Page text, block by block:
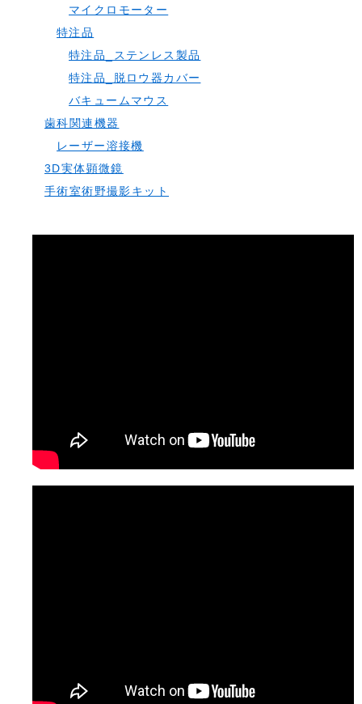
マイクロモーター
特注品
特注品_ステンレス製品
特注品_脱ロウ器カバー
バキュームマウス
歯科関連機器
レーザー溶接機
3D実体顕微鏡
手術室術野撮影キット